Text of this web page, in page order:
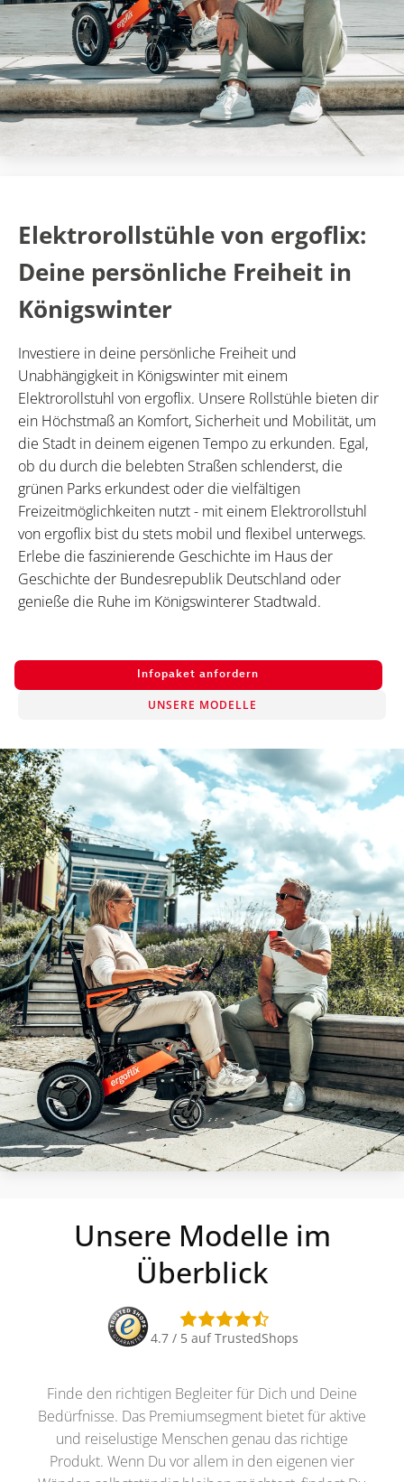
Elektrorollstühle von ergoflix:
Deine persönliche Freiheit in
Königswinter
Investiere in deine persönliche Freiheit und
Unabhängigkeit in Königswinter mit einem
Elektrorollstuhl von ergoflix. Unsere Rollstühle bieten dir
ein Höchstmaß an Komfort, Sicherheit und Mobilität, um
die Stadt in deinem eigenen Tempo zu erkunden. Egal,
ob du durch die belebten Straßen schlenderst, die
grünen Parks erkundest oder die vielfältigen
Freizeitmöglichkeiten nutzt - mit einem Elektrorollstuhl
von ergoflix bist du stets mobil und flexibel unterwegs.
Erlebe die faszinierende Geschichte im Haus der
Geschichte der Bundesrepublik Deutschland oder
genieße die Ruhe im Königswinterer Stadtwald.
Infopaket anfordern
UNSERE MODELLE
Unsere Modelle im
Überblick
4.7 / 5 auf TrustedShops
Finde den richtigen Begleiter für Dich und Deine
Bedürfnisse. Das Premiumsegment bietet für aktive
und reiselustige Menschen genau das richtige
Produkt. Wenn Du vor allem in den eigenen vier